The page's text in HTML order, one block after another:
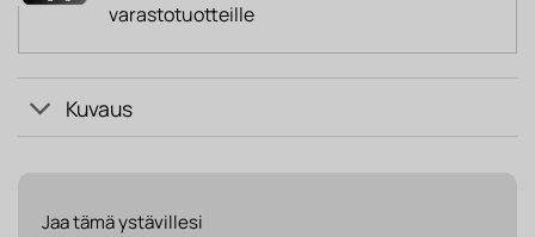
varastotuotteille
Kuvaus
Jaa tämä ystävillesi